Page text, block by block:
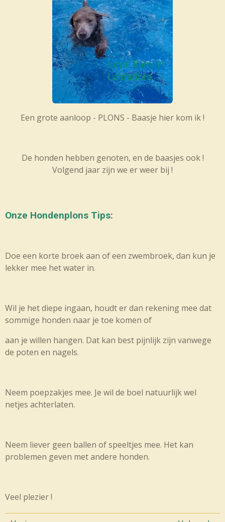
Een grote aanloop - PLONS - Baasje hier kom ik !
De honden hebben genoten, en de baasjes ook !
Volgend jaar zijn we er weer bij !
Onze Hondenplons Tips:
Doe een korte broek aan of een zwembroek, dan kun je
lekker mee het water in.
Wil je het diepe ingaan, houdt er dan rekening mee dat
sommige honden naar je toe komen of
aan je willen hangen. Dat kan best pijnlijk zijn vanwege
de poten en nagels.
Neem poepzakjes mee. Je wil de boel natuurlijk wel
netjes achterlaten.
Neem liever geen ballen of speeltjes mee. Het kan
problemen geven met andere honden.
Veel plezier !